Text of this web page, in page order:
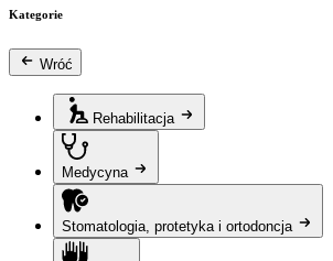
Kategorie
Wróć
Rehabilitacja
Medycyna
Stomatologia, protetyka i ortodoncja